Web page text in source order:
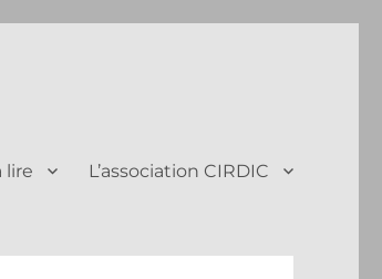
lire L’association CIRDIC